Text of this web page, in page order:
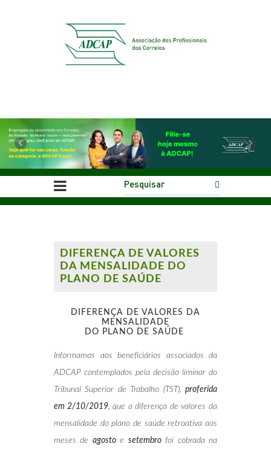
Previous Next
DIFERENÇA DE VALORES
DA MENSALIDADE DO
PLANO DE SAÚDE
DIFERENÇA DE VALORES DA
MENSALIDADE
DO PLANO DE SAÚDE
Informamos aos beneficiários associados da
ADCAP contemplados pela decisão liminar do
Tribunal Superior de Trabalho (TST), proferida
em 2/10/2019, que a diferença de valores da
mensalidade do plano de saúde retroativa aos
meses de agostoe setembrofoi cobrada na